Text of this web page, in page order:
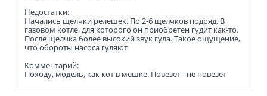
Недостатки:
Начались щелчки релешек. По 2-6 щелчков подряд. В
газовом котле, для которого он приобретен гудит как-то.
После щелчка более высокий звук гула. Такое ощущение,
что обороты насоса гуляют
Комментарий:
Походу, модель, как кот в мешке. Повезет - не повезет